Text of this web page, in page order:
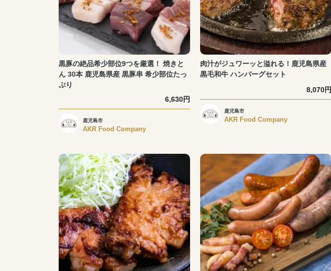
黒豚の絶品希少部位9つを厳選！ 焼きと
ん 30本 鹿児島県産 黒豚串 希少部位たっ
ぷり
6,630円
鹿児島市
AKR Food Company
肉汁がジュワーッと溢れる！鹿児島県産
黒毛和牛 ハンバーグセット
8,070円
鹿児島市
AKR Food Company